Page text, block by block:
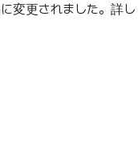
変更されました。 詳し